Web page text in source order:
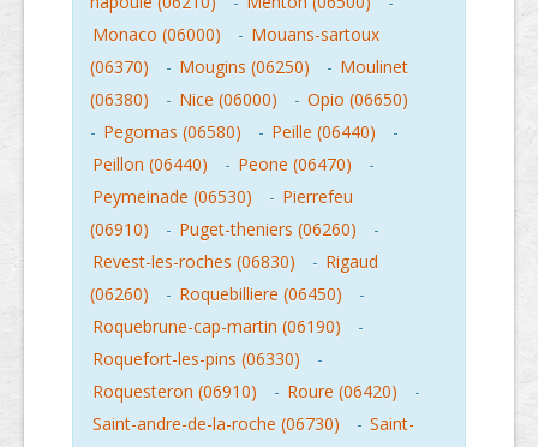
Monaco (06000)
- Mouans-sartoux
(06370)
- Mougins (06250) - Moulinet
(06380)
- Nice (06000) - Opio (06650)
- Pegomas (06580) - Peille (06440)
-
Peillon (06440)
- Peone (06470)
-
Peymeinade (06530)
- Pierrefeu
(06910)
- Puget-theniers (06260)
-
Revest-les-roches (06830)
- Rigaud
(06260)
- Roquebilliere (06450)
-
Roquebrune-cap-martin (06190)
-
Roquefort-les-pins (06330)
-
Roquesteron (06910)
- Roure (06420)
-
Saint-andre-de-la-roche (06730)
- Saint-